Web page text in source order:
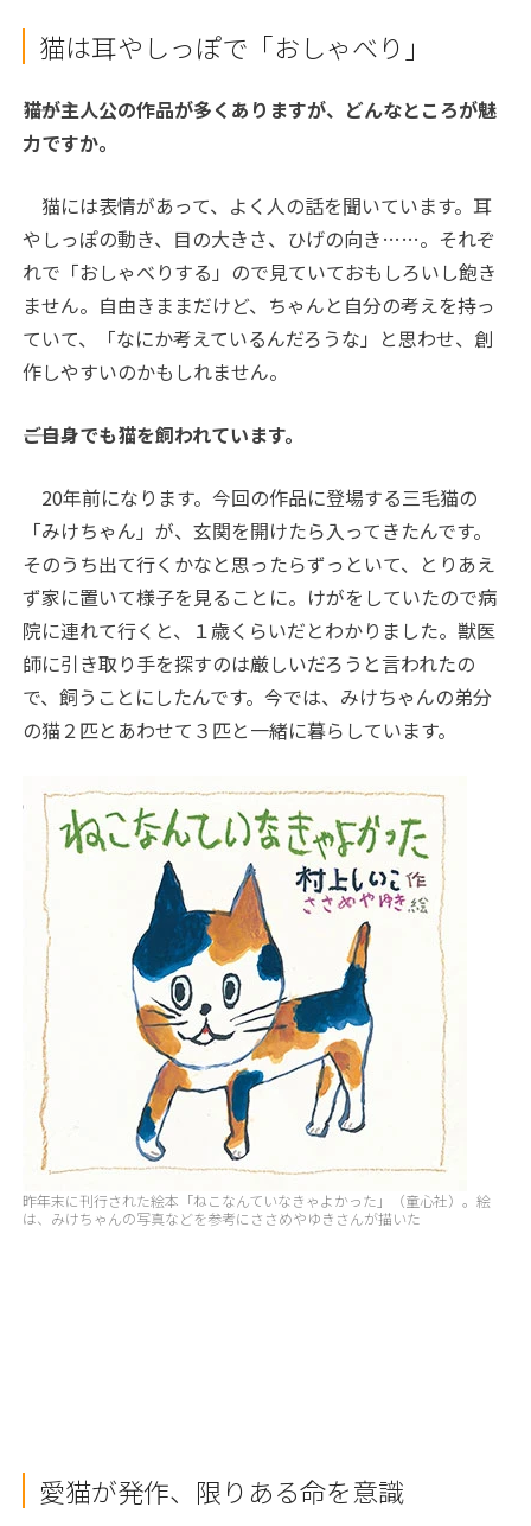
猫は耳やしっぽで「おしゃべり」
――猫が主人公の作品が多くありますが、どんなところが魅
力ですか。
猫には表情があって、よく人の話を聞いています。耳
やしっぽの動き、目の大きさ、ひげの向き……。それぞ
れで「おしゃべりする」ので見ていておもしろいし飽き
ません。自由きままだけど、ちゃんと自分の考えを持っ
ていて、「なにか考えているんだろうな」と思わせ、創
作しやすいのかもしれません。
――ご自身でも猫を飼われています。
20年前になります。今回の作品に登場する三毛猫の
「みけちゃん」が、玄関を開けたら入ってきたんです。
そのうち出て行くかなと思ったらずっといて、とりあえ
ず家に置いて様子を見ることに。けがをしていたので病
院に連れて行くと、１歳くらいだとわかりました。獣医
師に引き取り手を探すのは厳しいだろうと言われたの
で、飼うことにしたんです。今では、みけちゃんの弟分
の猫２匹とあわせて３匹と一緒に暮らしています。
昨年末に刊行された絵本「ねこなんていなきゃよかった」（童心社）。絵
は、みけちゃんの写真などを参考にささめやゆきさんが描いた
愛猫が発作、限りある命を意識